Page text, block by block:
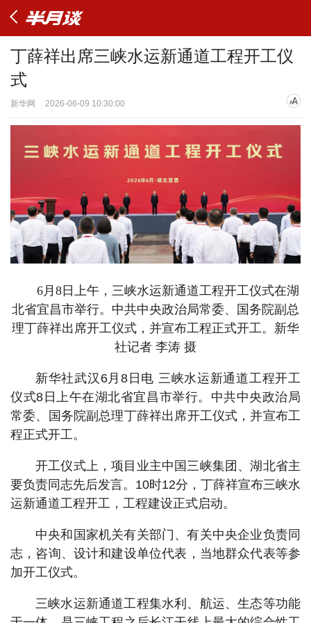
丁薛祥出席三峡水运新通道工程开工仪
式
新华网 2026-06-09 10:30:00
6月8日上午，三峡水运新通道工程开工仪式在湖
北省宜昌市举行。中共中央政治局常委、国务院副总
理丁薛祥出席开工仪式，并宣布工程正式开工。新华
社记者 李涛 摄
新华社武汉6月8日电 三峡水运新通道工程开工
仪式8日上午在湖北省宜昌市举行。中共中央政治局
常委、国务院副总理丁薛祥出席开工仪式，并宣布工
程正式开工。
开工仪式上，项目业主中国三峡集团、湖北省主
要负责同志先后发言。10时12分，丁薛祥宣布三峡水
运新通道工程开工，工程建设正式启动。
中央和国家机关有关部门、有关中央企业负责同
志，咨询、设计和建设单位代表，当地群众代表等参
加开工仪式。
三峡水运新通道工程集水利、航运、生态等功能